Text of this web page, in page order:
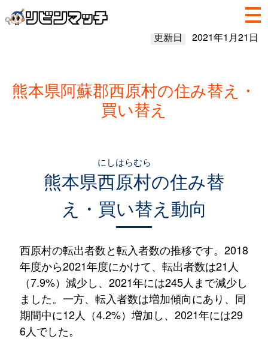
更新日 2021年1月21日
熊本県阿蘇郡西原村の住み替え・
買い替え
熊本県西原村
にしはらむら
の住み替
え・買い替え動向
西原村の転出者数と転入者数の推移です。2018
年度から2021年度にかけて、転出者数は21人
（7.9%）減少し、2021年には245人まで減少し
ました。一方、転入者数は増加傾向にあり、同
期間中に12人（4.2%）増加し、2021年には29
6人でした。